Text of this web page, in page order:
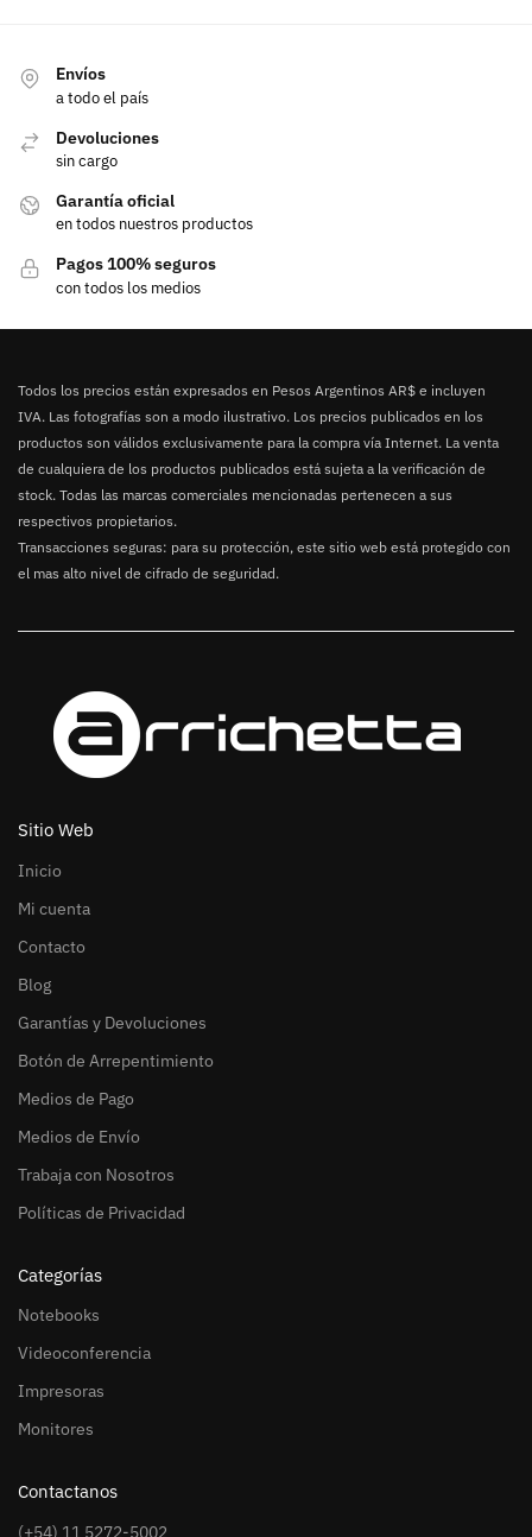
Envíos
a todo el país
Devoluciones
sin cargo
Garantía oficial
en todos nuestros productos
Pagos 100% seguros
con todos los medios
Todos los precios están expresados en Pesos Argentinos AR$ e incluyen
IVA. Las fotografías son a modo ilustrativo. Los precios publicados en los
productos son válidos exclusivamente para la compra vía Internet. La venta
de cualquiera de los productos publicados está sujeta a la verificación de
stock. Todas las marcas comerciales mencionadas pertenecen a sus
respectivos propietarios.
Transacciones seguras: para su protección, este sitio web está protegido con
el mas alto nivel de cifrado de seguridad.
Sitio Web
Inicio
Mi cuenta
Contacto
Blog
Garantías y Devoluciones
Botón de Arrepentimiento
Medios de Pago
Medios de Envío
Trabaja con Nosotros
Políticas de Privacidad
Categorías
Notebooks
Videoconferencia
Impresoras
Monitores
Contactanos
(+54) 11 5272-5002